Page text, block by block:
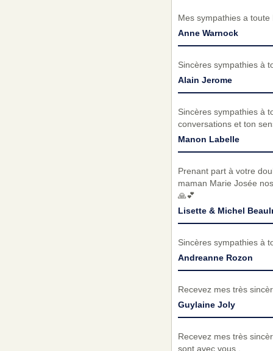
Mes sympathies a toute
Anne Warnock
Sincères sympathies à
Alain Jerome
Sincères sympathies à
conversations et ton
Manon Labelle
Prenant part à votre
maman Marie Josée
🙏💕
Lisette & Michel
Sincères sympathies à
Andreanne Rozon
Recevez mes très
Guylaine Joly
Recevez mes très
sont avec vous .